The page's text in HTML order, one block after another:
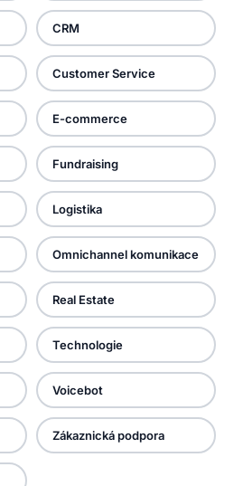
CRM
Customer Service
E-commerce
Fundraising
Logistika
Omnichannel komunikace
Real Estate
Technologie
Voicebot
Zákaznická podpora